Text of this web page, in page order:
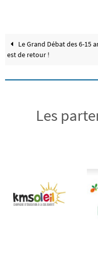
Le Grand Débat des 6-15
est de retour !
Les